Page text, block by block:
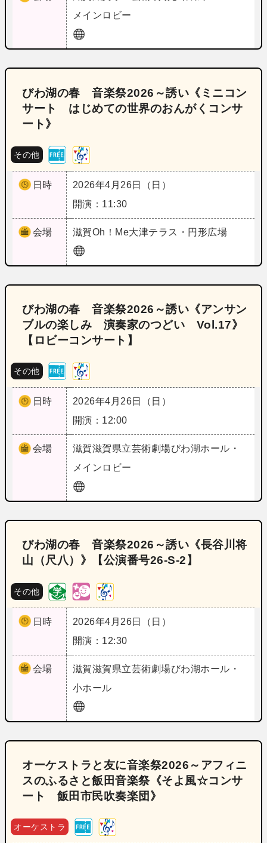
メインロビー
びわ湖の春 音楽祭2026～誘い《ミニコン
サート はじめての世界のおんがくコンサ
ート》
その他
日時
2026年4月26日（日）
開演：11:30
会場 滋賀Oh！Me大津テラス・円形広場
びわ湖の春 音楽祭2026～誘い《アンサン
ブルの楽しみ 演奏家のつどい Vol.17》
【ロビーコンサート】
その他
日時
2026年4月26日（日）
開演：12:00
会場 滋賀滋賀県立芸術劇場びわ湖ホール・
メインロビー
びわ湖の春 音楽祭2026～誘い《長谷川将
山（尺八）》【公演番号26‐S‐2】
その他
日時
2026年4月26日（日）
開演：12:30
会場 滋賀滋賀県立芸術劇場びわ湖ホール・
小ホール
オーケストラと友に音楽祭2026～アフィニ
スのふるさと飯田音楽祭《そよ風☆コンサ
ート 飯田市民吹奏楽団》
オーケストラ